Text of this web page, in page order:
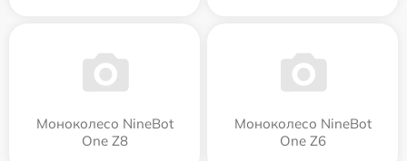
Моноколесо NineBot
One Z8
Моноколесо NineBot
One Z6